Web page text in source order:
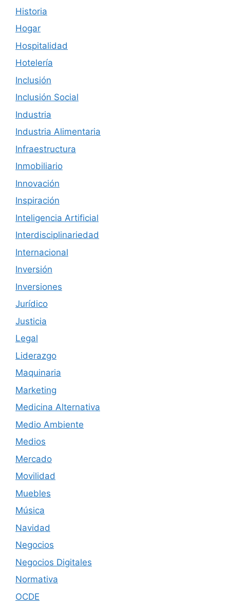
Historia
Hogar
Hospitalidad
Hotelería
Inclusión
Inclusión Social
Industria
Industria Alimentaria
Infraestructura
Inmobiliario
Innovación
Inspiración
Inteligencia Artificial
Interdisciplinariedad
Internacional
Inversión
Inversiones
Jurídico
Justicia
Legal
Liderazgo
Maquinaria
Marketing
Medicina Alternativa
Medio Ambiente
Medios
Mercado
Movilidad
Muebles
Música
Navidad
Negocios
Negocios Digitales
Normativa
OCDE